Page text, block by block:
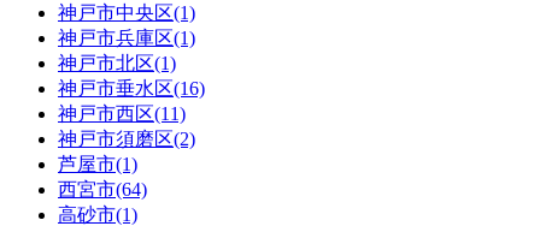
神戸市中央区(1)
神戸市兵庫区(1)
神戸市北区(1)
神戸市垂水区(16)
神戸市西区(11)
神戸市須磨区(2)
芦屋市(1)
西宮市(64)
高砂市(1)